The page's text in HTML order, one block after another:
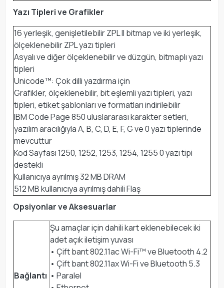
Yazı Tipleri ve Grafikler
16 yerleşik, genişletilebilir ZPL II bitmap ve iki yerleşik,
ölçeklenebilir ZPL yazı tipleri
Asyalı ve diğer ölçeklenebilir ve düzgün, bitmaplı yazı
tipleri
Unicode™: Çok dilli yazdırma için
Grafikler, ölçeklenebilir, bit eşlemli yazı tipleri, yazı
tipleri, etiket şablonları ve formatları indirilebilir
IBM Code Page 850 uluslararası karakter setleri,
yazılım aracılığıyla A, B, C, D, E, F, G ve 0 yazı tiplerinde
mevcuttur
Kod Sayfası 1250, 1252, 1253, 1254, 1255 0 yazı tipi
destekli
Kullanıcıya ayrılmış 32 MB DRAM
512 MB kullanıcıya ayrılmış dahili Flaş
Opsiyonlar ve Aksesuarlar
Bağlantı
Şu amaçlar için dahili kart eklenebilecek iki
adet açık iletişim yuvası
• Çift bant 802.11ac Wi-Fi™ ve Bluetooth 4.2
• Çift bant 802.11ax Wi-Fi ve Bluetooth 5.3
• Paralel